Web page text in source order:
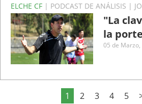
ELCHE CF | PODCAST DE ANÁLISIS |
"La
la
05 de
1 2 3 4 5